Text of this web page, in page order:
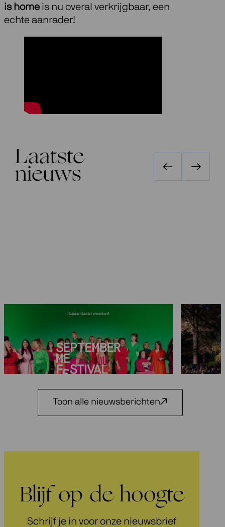
is homeis nu overal verkrijgbaar, een
echte aanrader!
Laatste
nieuws
Seizoen 2026-2027: 25 jaar
3 juli 2026
29 mei
Toon alle nieuwsberichten
Blijf op de hoogte
Schrijf je in voor onze nieuwsbrief